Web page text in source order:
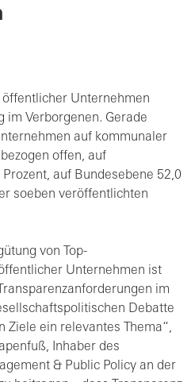
Unternehmen
im Verborgenen. Gerade
auf kommunaler
offen, auf
auf Bundesebene 52,0
soeben veröffentlichten
von Top-
Unternehmen ist
im
Debatte
Ziele ein relevantes Thema“,
Inhaber des
& Public Policy an der